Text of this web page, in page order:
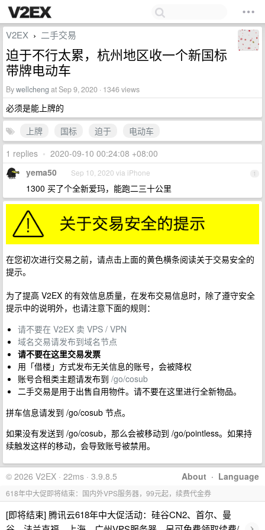
V2EX › 二手交易
迫于不行太累，杭州地区收一个新国标
带牌电动车
Bywellcheng at Sep 9, 2020 · 1346 views
必须是能上牌的
上牌
国标 迫于
电动车
1 replies • 2020-09-10 00:24:08 +08:00
1
yema50 Sep 10, 2020 via iPhone
1300 买了个全新爱玛，能跑二三十公里
在您初次进行交易之前，请点击上面的黄色横条阅读关于交易安全的
提示。
为了提高 V2EX 的有效信息质量，在发布交易信息时，除了遵守安全
提示中的说明外，也请注意下面的规则：
请不要在 V2EX 卖 VPS / VPN
域名交易请发布到域名节点
请不要在这里交易发票
用「借楼」方式发布无关信息的账号，会被降权
账号合租类主题请发布到 /go/cosub
二手交易是用于出售自用物件。请不要在这里进行全新物品。
拼车信息请发到 /go/cosub 节点。
如果没有发送到 /go/cosub，那么会被移动到 /go/pointless。如果持
续触发这样的移动，会导致账号被禁用。
About · Language
© 2026 V2EX · 22ms · 3.9.8.5
618年中大促即将结束：国内外VPS服务器，99元起，续费代金券
[即将结束] 腾讯云618年中大促活动：硅谷CN2、首尔、曼